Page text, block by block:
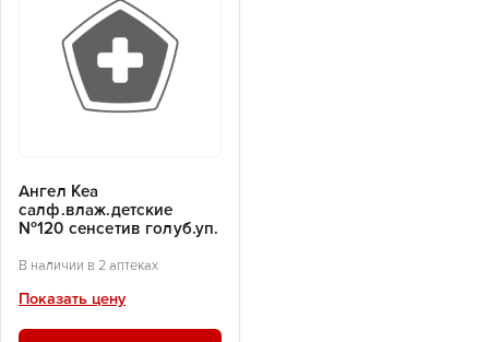
Ангел Кеа
салф.влаж.детские
№120 сенсетив голуб.уп.
В наличии в 2 аптеках
Показать цену